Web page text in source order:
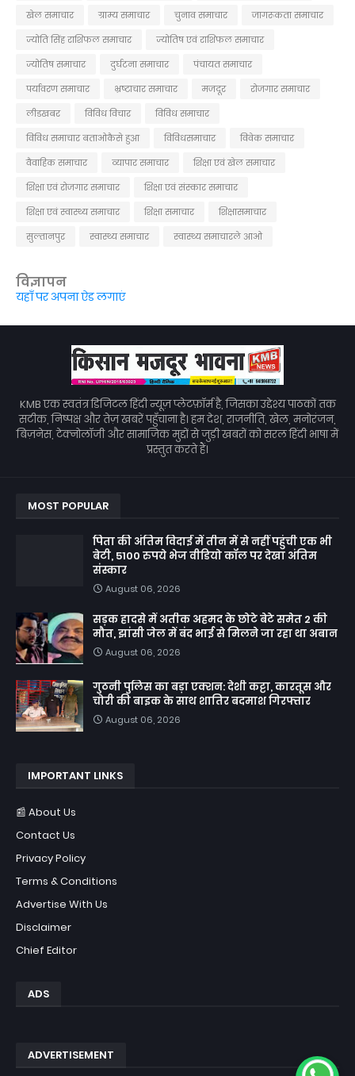
खेल समाचार
ग्राम्य समाचार चुनाव समाचार
जागरूकता समाचार
ज्योति सिंह राशिफल समाचार
ज्योतिष एवं राशिफल समाचार
ज्योतिष समाचार
दुर्घटना समाचार
पंचायत समाचार
पर्यावरण समाचार
भ्रष्टाचार समाचार मजदूर
रोजगार समाचार
लीडखबर
विविध विचार
विविध समाचार
विविध समाचार बताओकैसे हुआ
विविधसमाचार
विवेक समाचार
वैवाहिक समाचार
व्यापार समाचार
शिक्षा एवं खेल समाचार
शिक्षा एवं रोजगार समाचार
शिक्षा एवं संस्कार समाचार
शिक्षा एवं स्वास्थ्य समाचार
शिक्षा समाचार
शिक्षासमाचार
सुल्तानपुर
स्वास्थ्य समाचार स्वास्थ्य समाचारले आओ
विज्ञापन
यहाँ पर अपना ऐड लगाएं
KMB एक स्वतंत्र डिजिटल हिंदी न्यूज़ प्लेटफ़ॉर्म है, जिसका उद्देश्य पाठकों तक
सटीक, निष्पक्ष और तेज़ खबरें पहुँचाना है। हम देश, राजनीति, खेल, मनोरंजन,
बिज़नेस, टेक्नोलॉजी और सामाजिक मुद्दों से जुड़ी खबरों को सरल हिंदी भाषा में
प्रस्तुत करते हैं।
MOST POPULAR
पिता की अंतिम विदाई में तीन में से नहीं पहुंची एक भी
बेटी, 5100 रुपये भेज वीडियो कॉल पर देखा अंतिम
संस्कार
August 06, 2026
सड़क हादसे में अतीक अहमद के छोटे बेटे समेत 2 की
मौत, झांसी जेल में बंद भाई से मिलने जा रहा था अबान
August 06, 2026
गुठनी पुलिस का बड़ा एक्शन: देशी कट्टा, कारतूस और
चोरी की बाइक के साथ शातिर बदमाश गिरफ्तार
August 06, 2026
IMPORTANT LINKS
📰 About Us
Contact Us
Privacy Policy
Terms & Conditions
Advertise With Us
Disclaimer
Chief Editor
ADS
ADVERTISEMENT